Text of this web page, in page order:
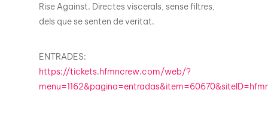
Rise Against. Directes viscerals, sense filtres,
dels que se senten de veritat.
ENTRADES:
https://tickets.hfmncrew.com/web/?